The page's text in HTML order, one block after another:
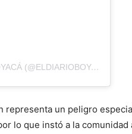
UNA PUBLICACIÓN COMPARTIDA DE EL DIARIO BOYACÁ (@ELDIARIOBOYACA)
representa un peligro
lo que instó a la comunidad